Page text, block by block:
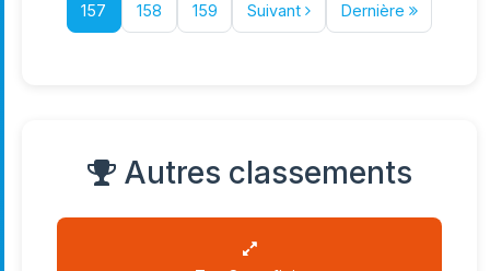
157 158 159 Suivant Dernière
Autres classements